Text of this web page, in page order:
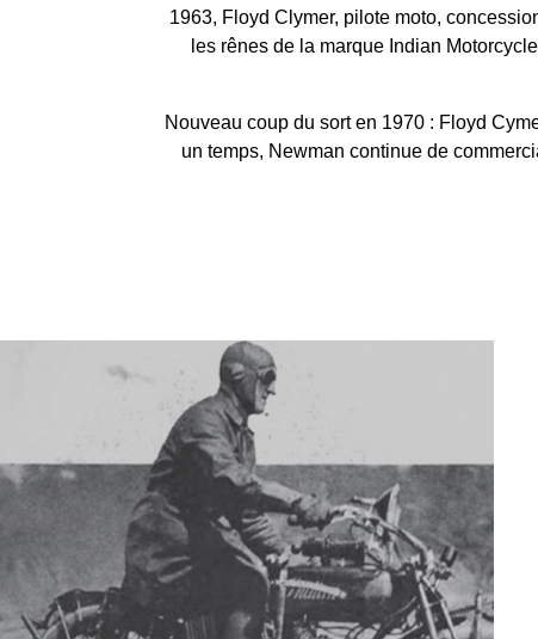
1963, Floyd Clymer, pilote moto,
les rênes de la marque Indian
Nouveau coup du sort en 1970 : Floyd
un temps, Newman continue de